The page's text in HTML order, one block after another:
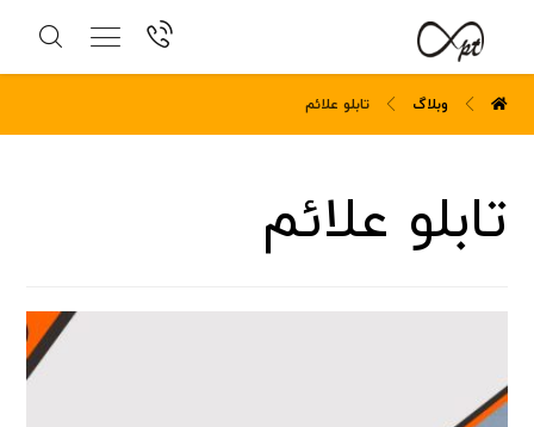
وبلاگ تابلو علائم
تابلو علائم